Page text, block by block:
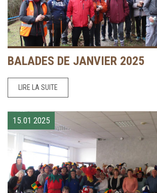
BALADES DE JANVIER 2025
LIRE LA SUITE
15.01 2025